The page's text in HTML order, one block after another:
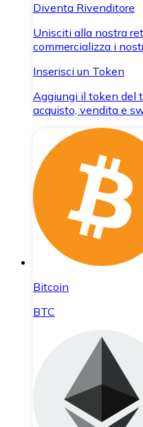
Diventa Rivenditore
Unisciti alla nostra
commercializza i
Inserisci un Token
Aggiungi il token del
acquisto, vendita e
Bitcoin
BTC